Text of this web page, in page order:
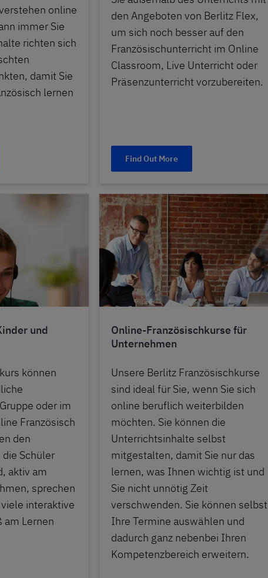
online
immer Sie
richten sich
damit Sie
lernen
den Angeboten von Berlitz Flex,
um sich noch besser auf den
Französischunterricht im Online
Classroom, Live Unterricht oder
Präsenzunterricht vorzubereiten.
Find Out More
und
können
oder im
Französisch
den
Schüler
aktiv am
sprechen
interaktive
am Lernen
Online-Französischkurse für
Unternehmen
Unsere Berlitz Französischkurse
sind ideal für Sie, wenn Sie sich
online beruflich weiterbilden
möchten. Sie können die
Unterrichtsinhalte selbst
mitgestalten, damit Sie nur das
lernen, was Ihnen wichtig ist und
Sie nicht unnötig Zeit
verschwenden. Sie können selbst
Ihre Termine auswählen und
dadurch ganz nebenbei Ihren
Kompetenzbereich erweitern.